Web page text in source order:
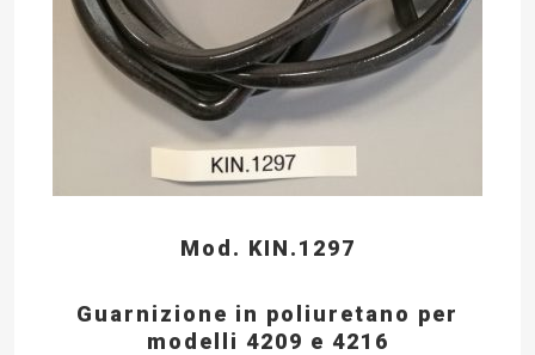
Mod. KIN.1297
Guarnizione in poliuretano per
modelli 4209 e 4216